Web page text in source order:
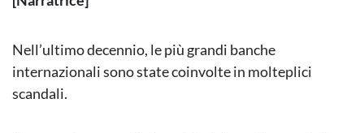
Nell’ultimo decennio, le più grandi banche
internazionali sono state coinvolte in molteplici
scandali.